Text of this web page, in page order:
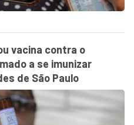
vacina contra o
a se imunizar
de São Paulo